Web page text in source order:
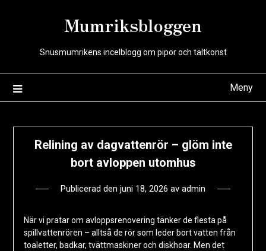
Mumriksbloggen
Snusmumrikens incelblogg om pipor och tältkonst
Meny
Relining av dagvattenrör – glöm inte
bort avloppen utomhus
Publicerad den juni 18, 2026 av admin
När vi pratar om avloppsrenovering tänker de flesta på
spillvattenrören – alltså de rör som leder bort vatten från
toaletter, badkar, tvättmaskiner och diskhoar. Men det